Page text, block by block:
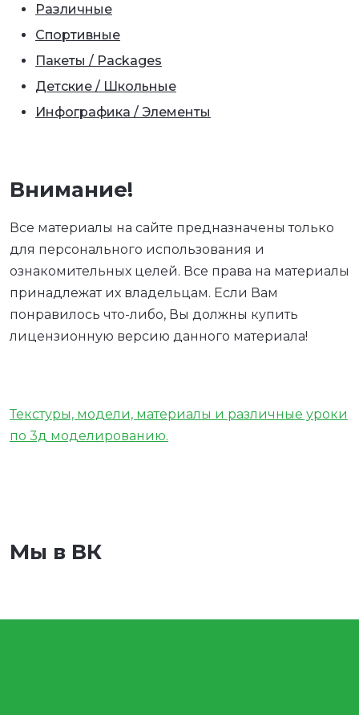
Различные
Спортивные
Пакеты / Packages
Детские / Школьные
Инфографика / Элементы
Внимание!
Все материалы на сайте предназначены только
для персонального использования и
ознакомительных целей. Все права на материалы
принадлежат их владельцам. Если Вам
понравилось что-либо, Вы должны купить
лицензионную версию данного материала!
Текстуры, модели, материалы и различные уроки
по 3д моделированию.
Мы в ВК